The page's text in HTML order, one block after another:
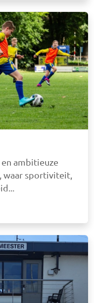
en ambitieuze
waar sportiviteit,